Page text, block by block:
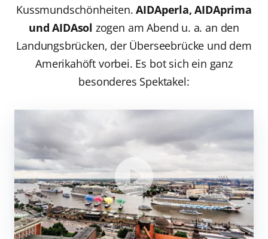
Kussmundschönheiten.AIDAperla, AIDAprima
und AIDAsol zogen am Abend u. a. an den
Landungsbrücken, der Überseebrücke und dem
Amerikahöft vorbei. Es bot sich ein ganz
besonderes Spektakel: